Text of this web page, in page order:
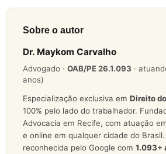
Sobre o autor
Dr. Maykom Carvalho
Advogado · OAB/PE 26.1.093 ·
anos)
Especialização exclusiva em Direito
100% pelo lado do trabalhador.
Advocacia em Recife, com atuação
e online em qualquer cidade do
reconhecida pelo Google com 1.093+